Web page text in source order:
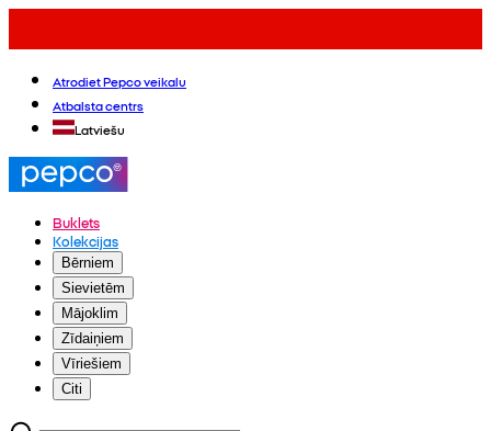
Atrodiet Pepco veikalu
Atbalsta centrs
Latviešu
Buklets
Kolekcijas
Bērniem
Sievietēm
Mājoklim
Zīdaiņiem
Vīriešiem
Citi